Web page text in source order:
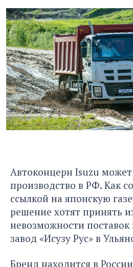
Автоконцерн Isuzu может
производство в РФ. Как
ссылкой на японскую
решение хотят принять
невозможности
завод «Исузу Рус» в
Бренд находится в